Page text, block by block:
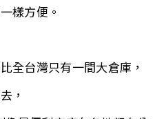
樣方便。
全台灣只有一間大倉庫，
，